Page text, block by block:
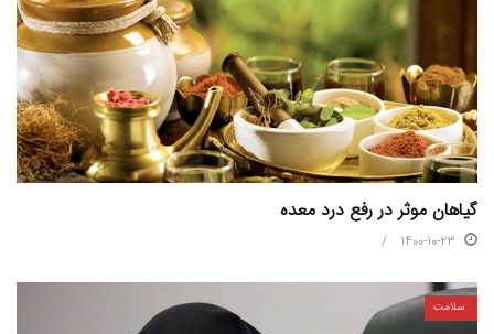
گیاهان موثر در رفع درد معده
1400-10-23
سلامت